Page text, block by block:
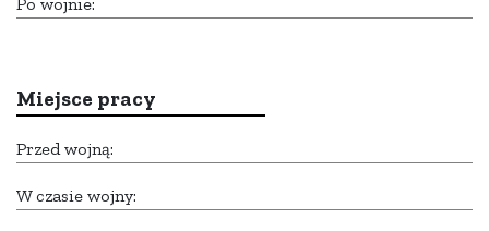
Miejsce pracy
Przed wojną:
W czasie wojny: